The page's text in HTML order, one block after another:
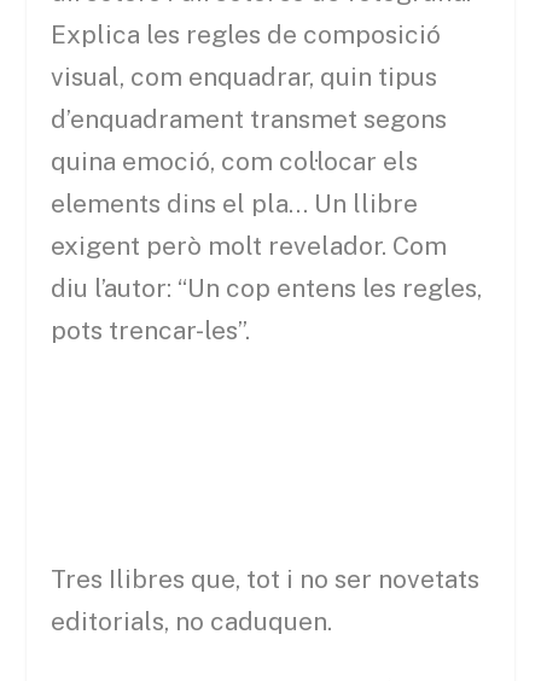
Explica les regles de composició
visual, com enquadrar, quin tipus
d’enquadrament transmet segons
quina emoció, com col·locar els
elements dins el pla… Un llibre
exigent però molt revelador. Com
diu l’autor: “Un cop entens les regles,
pots trencar-les”.
Tres Ilibres que, tot i no ser novetats
editorials, no caduquen.